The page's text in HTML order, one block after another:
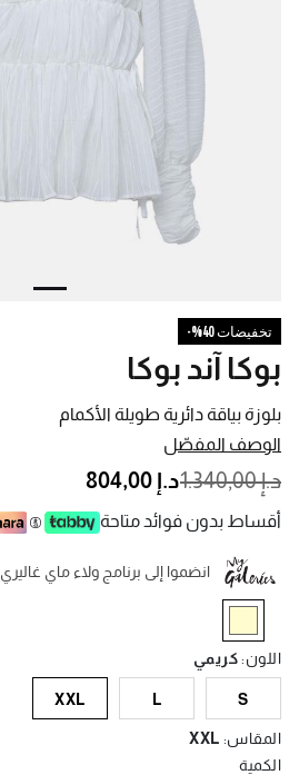
تخفيضات 40%-
بلوزة بياقة دائرية طويلة الأكمام
بوكا آند بوكا
الوصف المفصّل
PRICE REDUCED FROM
د.إ 1.340,00 TO
د.إ 804,00
أقساط بدون فوائد متاحة
انضموا إلى برنامج ولاء ماي غاليري
selectedاللون:كريمي
S
L
XXL
المقاس:
XXL
الكمية